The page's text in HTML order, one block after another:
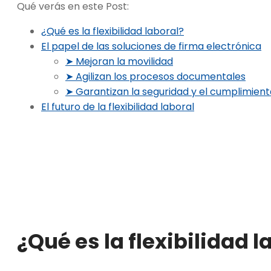
Qué verás en este Post:
¿Qué es la flexibilidad laboral?
El papel de las soluciones de firma electrónica
➤ Mejoran la movilidad
➤ Agilizan los procesos documentales
➤ Garantizan la seguridad y el
El futuro de la flexibilidad laboral
¿Qué es la flexibilidad